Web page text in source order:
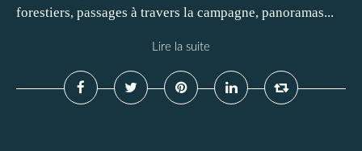
forestiers, passages à travers la campagne, panoramas...
Lire la suite